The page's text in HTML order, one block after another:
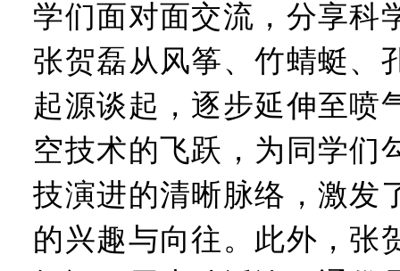
学们面对面交流，分享科
张贺磊从风筝、竹蜻蜓、
起源谈起，逐步延伸至喷
空技术的飞跃，为同学们
技演进的清晰脉络，激发
的兴趣与向往。此外，张